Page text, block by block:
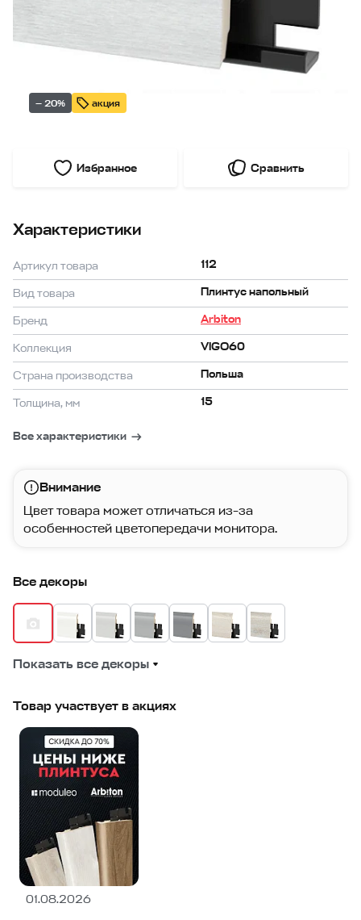
— 20% акция
Избранное Сравнить
Характеристики
Артикул товара 112
Вид товара Плинтус напольный
Бренд Arbiton
Коллекция VIGO60
Страна производства Польша
Толщина, мм 15
Все характеристики
Внимание
Цвет товара может отличаться из-за
особенностей цветопередачи монитора.
Все декоры
Показать все декоры
Товар участвует в акциях
01.08.2026